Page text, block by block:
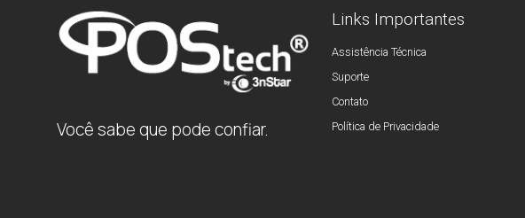
Você sabe que pode confiar.
Links Importantes
Assistência Técnica
Suporte
Contato
Política de Privacidade